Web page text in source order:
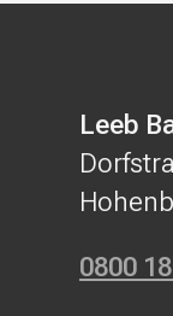
Leeb
0800